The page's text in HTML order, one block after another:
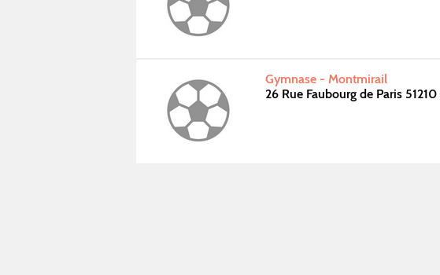
Gymnase - Montmirail
26 Rue Faubourg de Paris